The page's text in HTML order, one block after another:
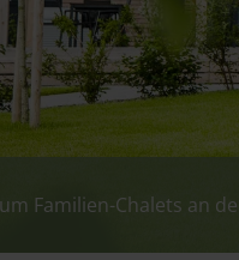
Familien-Chalets an
Familien-Chalets an
Familien-Chalets an
Familien-Chalets an